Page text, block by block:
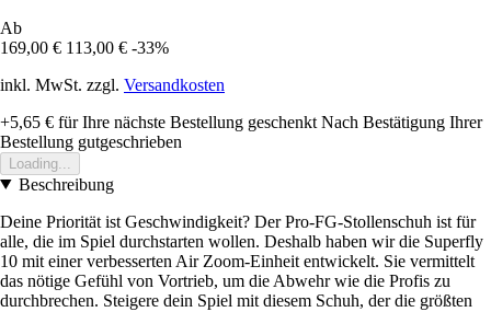
Ab
169,00 € 113,00 € -33%
inkl. MwSt. zzgl. Versandkosten
+5,65 € für Ihre nächste Bestellung geschenkt Nach Bestätigung Ihrer
Bestellung gutgeschrieben
Loading...
Beschreibung
Deine Priorität ist Geschwindigkeit? Der Pro-FG-Stollenschuh ist für
alle, die im Spiel durchstarten wollen. Deshalb haben wir die Superfly
10 mit einer verbesserten Air Zoom-Einheit entwickelt. Sie vermittelt
das nötige Gefühl von Vortrieb, um die Abwehr wie die Profis zu
durchbrechen. Steigere dein Spiel mit diesem Schuh, der die größten